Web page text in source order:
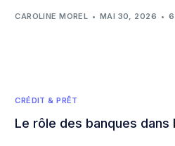
CAROLINE MOREL MAI 30, 2026 6
CRÉDIT & PRÊT
Le rôle des banques dans